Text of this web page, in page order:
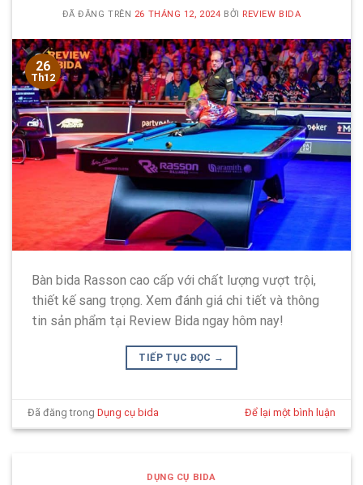
ĐÃ ĐĂNG TRÊN 26 THÁNG 12, 2024 BỞI REVIEW BIDA
26
Th12
Bàn bida Rasson cao cấp với chất lượng vượt trội,
thiết kế sang trọng. Xem đánh giá chi tiết và thông
tin sản phẩm tại Review Bida ngay hôm nay!
TIẾP TỤC ĐỌC →
Đã đăng trongDụng cụ bida Để lại một bình luận
DỤNG CỤ BIDA